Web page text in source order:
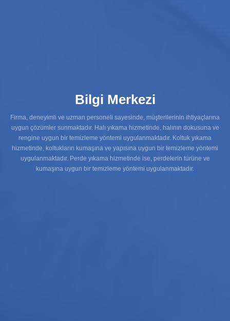
Bilgi Merkezi
Firma, deneyimli ve uzman personeli sayesinde, müşterilerinin ihtiyaçlarına
uygun çözümler sunmaktadır. Halı yıkama hizmetinde, halının dokusuna ve
rengine uygun bir temizleme yöntemi uygulanmaktadır. Koltuk yıkama
hizmetinde, koltukların kumaşına ve yapısına uygun bir temizleme yöntemi
uygulanmaktadır. Perde yıkama hizmetinde ise, perdelerin türüne ve
kumaşına uygun bir temizleme yöntemi uygulanmaktadır.